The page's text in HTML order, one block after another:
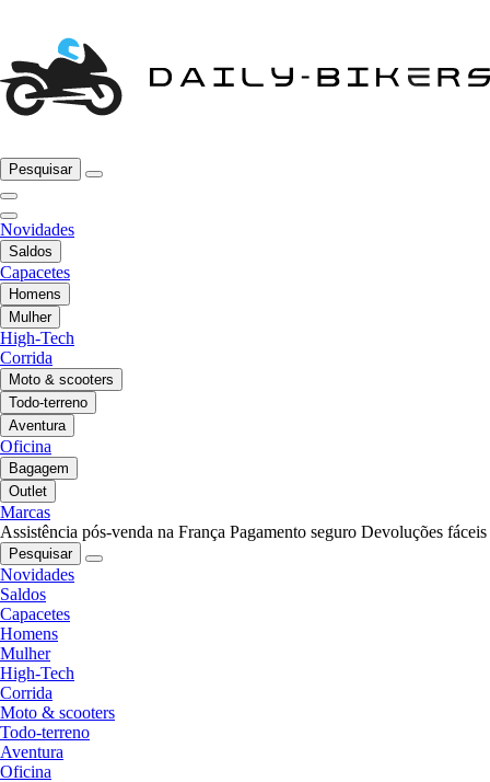
Pesquisar
Novidades
Saldos
Capacetes
Homens
Mulher
High-Tech
Corrida
Moto & scooters
Todo-terreno
Aventura
Oficina
Bagagem
Outlet
Marcas
Assistência pós-venda na França Pagamento seguro Devoluções fáceis
Pesquisar
Novidades
Saldos
Capacetes
Homens
Mulher
High-Tech
Corrida
Moto & scooters
Todo-terreno
Aventura
Oficina